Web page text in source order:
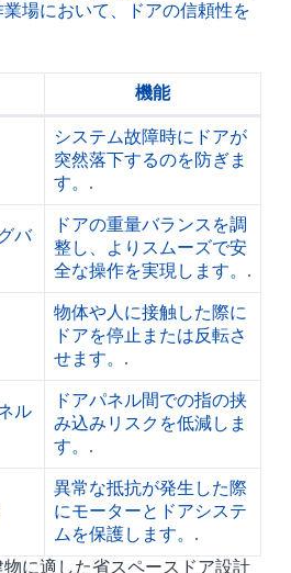
場において、ドアの信頼性を
機能
システム故障時にドアが
突然落下するのを防ぎま
す。.
バ
ドアの重量バランスを調
整し、よりスムーズで安
全な操作を実現します。.
物体や人に接触した際に
ドアを停止または反転さ
せます。.
ル
ドアパネル間での指の挟
み込みリスクを低減しま
す。.
異常な抵抗が発生した際
にモーターとドアシステ
ムを保護します。.
に適した省スペースドア設計